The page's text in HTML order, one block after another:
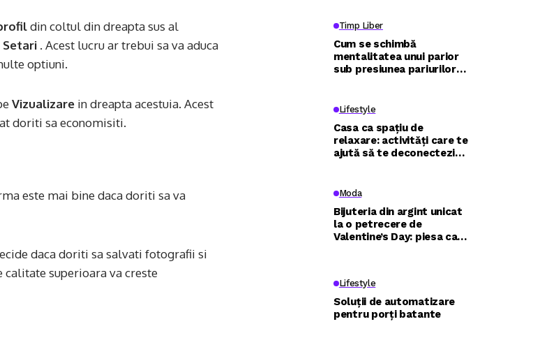
din coltul din dreapta sus al
Setari . Acest lucru ar trebui sa va aduca
optiuni.
Vizualizare in dreapta acestuia. Acest
doriti sa economisiti.
este mai bine daca doriti sa va
daca doriti sa salvati fotografii si
calitate superioara va creste
Timp Liber
Cum se schimbă
mentalitatea unui parior
sub presiunea pariurilor
Lifestyle
Casa ca spațiu de
relaxare: activități care te
ajută să te deconectezi
Moda
Bijuteria din argint unicat
la o petrecere de
Valentine’s Day: piesa care
Lifestyle
Soluții de automatizare
pentru porți batante